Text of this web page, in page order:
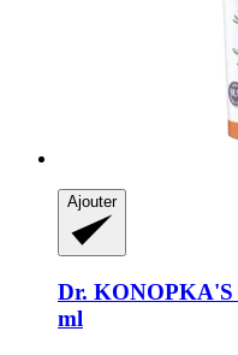
Ajouter
Dr. KONOPKA'S
ml